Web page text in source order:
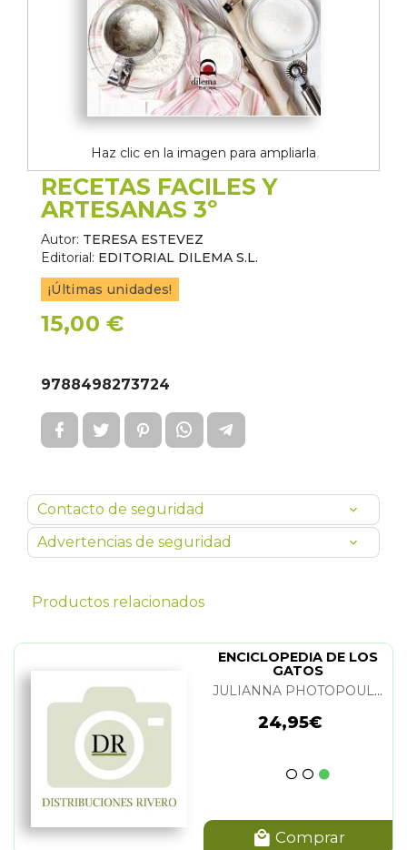
Haz clic en la imagen para ampliarla
RECETAS FACILES Y
ARTESANAS 3º
Autor: TERESA ESTEVEZ
Editorial: EDITORIAL DILEMA S.L.
¡Últimas unidades!
15,00 €
9788498273724
Contacto de seguridad
Advertencias de seguridad
Productos relacionados
ENCICLOPEDIA DE LOS
GATOS
JULIANNA PHOTOPOULOS
24,95€
Comprar